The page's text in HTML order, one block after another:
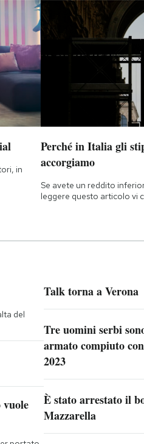
in
Perché in Italia gli
accorgiamo
Se avete un reddito
leggere questo articolo vi
del
Talk torna a Verona
Tre uomini serbi
armato compiuto
2023
È stato arrestato il
Mazzarella